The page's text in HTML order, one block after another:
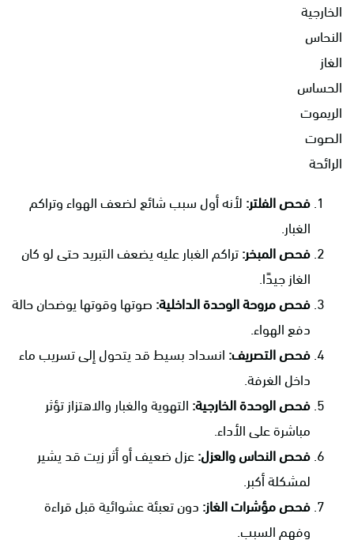
الخارجية
النحاس
الغاز
الحساس
الريموت
الصوت
الرائحة
فحص الفلتر: لأنه أول سبب شائع لضعف الهواء وتراكم
الغبار.
فحص المبخر:تراكم الغبار عليه يضعف التبريد حتى لو كان
الغاز جيدًا.
فحص مروحة الوحدة الداخلية: صوتها وقوتها يوضحان حالة
دفع الهواء.
فحص التصريف: انسداد بسيط قد يتحول إلى تسريب ماء
داخل الغرفة.
فحص الوحدة الخارجية: التهوية والغبار والاهتزاز تؤثر
مباشرة على الأداء.
فحص النحاس والعزل:عزل ضعيف أو أثر زيت قد يشير
لمشكلة أكبر.
فحص مؤشرات الغاز: دون تعبئة عشوائية قبل قراءة
وفهم السبب.